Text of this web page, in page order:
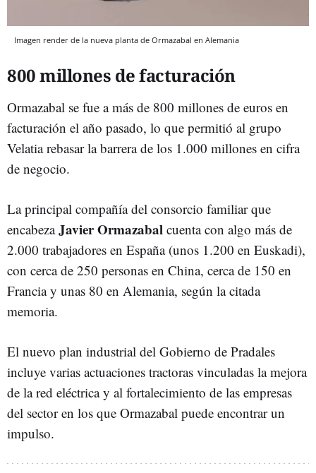
Imagen render de la nueva planta de Ormazabal en Alemania
800 millones de facturación
Ormazabal se fue a más de 800 millones de euros en
facturación el año pasado, lo que permitió al grupo
Velatia rebasar la barrera de los 1.000 millones en cifra
de negocio.
La principal compañía del consorcio familiar que
encabezaJavier Ormazabal cuenta con algo más de
2.000 trabajadores en España (unos 1.200 en Euskadi),
con cerca de 250 personas en China, cerca de 150 en
Francia y unas 80 en Alemania, según la citada
memoria.
El nuevo plan industrial del Gobierno de Pradales
incluye varias actuaciones tractoras vinculadas la mejora
de la red eléctrica y al fortalecimiento de las empresas
del sector en los que Ormazabal puede encontrar un
impulso.